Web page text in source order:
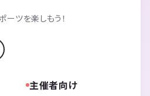
ツを楽しもう！
主催者向け